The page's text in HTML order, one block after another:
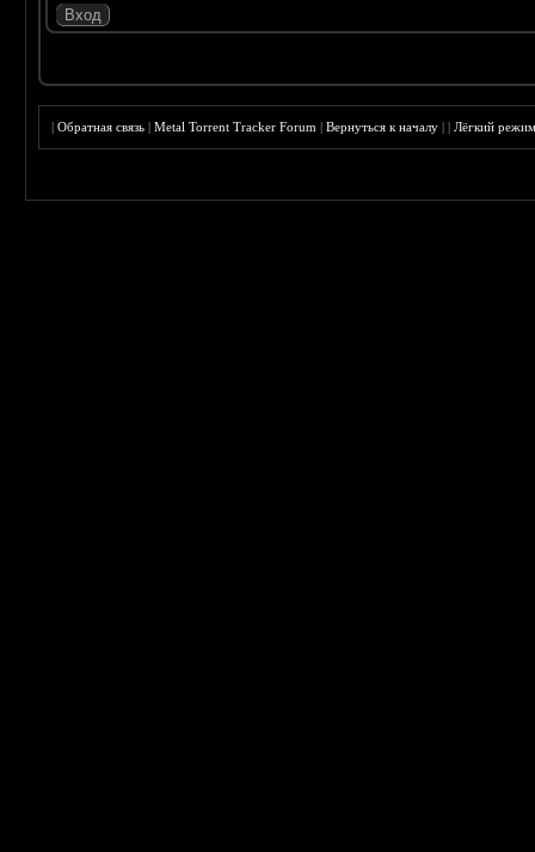
|Обратная связь |Metal Torrent Tracker Forum |Вернуться к началу ||Лёгкий